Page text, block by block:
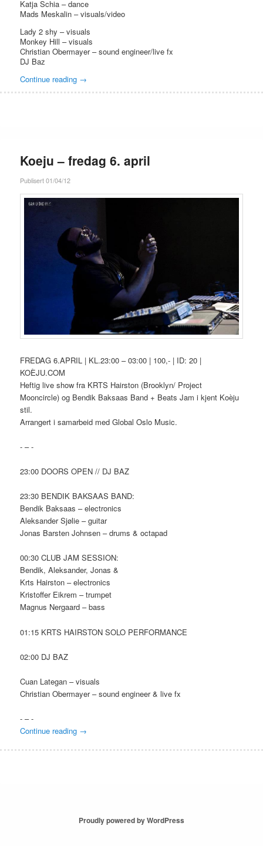
Katja Schia – dance
Mads Meskalin – visuals/video
Lady 2 shy – visuals
Monkey Hill – visuals
Christian Obermayer – sound engineer/live fx
DJ Baz
Continue reading →
Koeju – fredag 6. april
Publisert 01/04/12
FREDAG 6.APRIL | KL.23:00 – 03:00 | 100,- | ID: 20 |
KOÈJU.COM
Heftig live show fra KRTS Hairston (Brooklyn/ Project
Mooncircle) og Bendik Baksaas Band + Beats Jam i kjent Koèju
stil.
Arrangert i samarbeid med Global Oslo Music.
- – -
23:00 DOORS OPEN // DJ BAZ
23:30 BENDIK BAKSAAS BAND:
Bendik Baksaas – electronics
Aleksander Sjølie – guitar
Jonas Barsten Johnsen – drums & octapad
00:30 CLUB JAM SESSION:
Bendik, Aleksander, Jonas &
Krts Hairston – electronics
Kristoffer Eikrem – trumpet
Magnus Nergaard – bass
01:15 KRTS HAIRSTON SOLO PERFORMANCE
02:00 DJ BAZ
Cuan Lategan – visuals
Christian Obermayer – sound engineer & live fx
- – -
Continue reading →
Proudly powered by WordPress